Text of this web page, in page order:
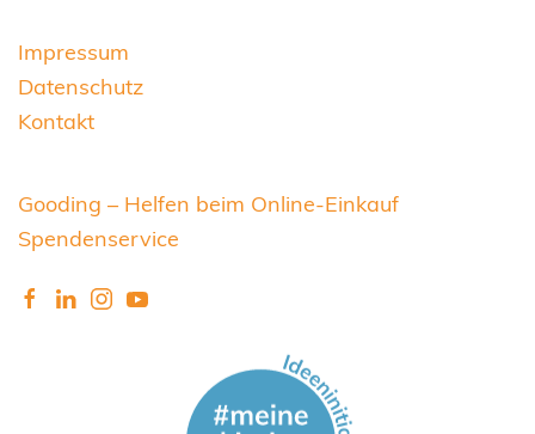
Impressum
Datenschutz
Kontakt
Gooding – Helfen beim Online-Einkauf
Spendenservice